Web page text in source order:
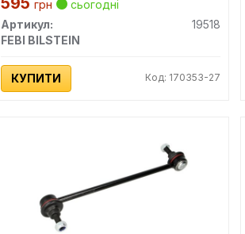
грн
сьогодні
Артикул:
19518
FEBI BILSTEIN
КУПИТИ Код: 170353-27